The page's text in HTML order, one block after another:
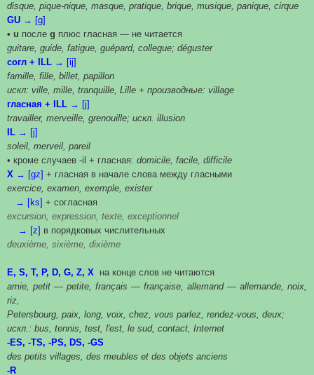
disque, pique-nique, masque, pratique, brique, musique, panique, cirque
GU → [g]
• u после g плюс гласная — не читается
guitare, guide, fatigue, guépard, collegue; déguster
согл + ILL → [ij]
famille, fille, billet, papillon
искл: ville, mille, tranquille, Lille + производные: village
гласная + ILL → [j]
travailler, merveille, grenouille; искл. illusion
IL → [j]
soleil, merveil, pareil
• кроме случаев -il + гласная: domicile, facile, difficile
X → [gz] + гласная в начале слова между гласными
exercice, examen, exemple, exister
→ [ks] + согласная
excursion, expression, texte, exceptionnel
→ [z] в порядковых числительных
deuxième, sixième, dixième
E, S, T, P, D, G, Z, X на конце слов не читаются
amie, petit — petite, français — française, allemand — allemande, noix,
riz,
Petersbourg, paix, long, voix, chez, vous parlez, rendez-vous, deux;
искл.: bus, tennis, test, l'est, le sud, contact, Internet
-ES, -TS, -PS, DS, -GS
des petits villages, des meubles et des objets anciens
-R